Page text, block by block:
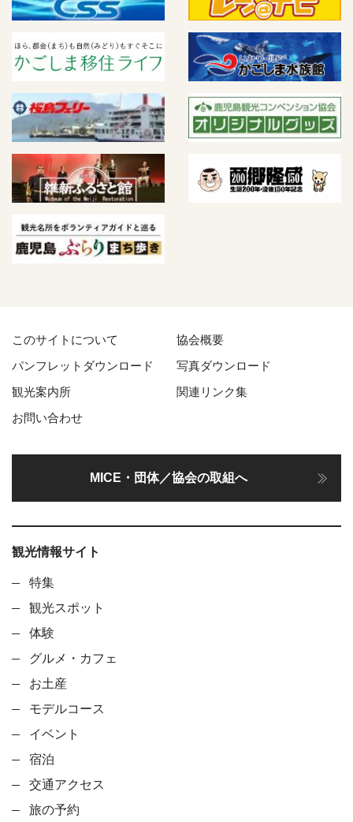
このサイトについて
協会概要
パンフレットダウンロード
写真ダウンロード
観光案内所
関連リンク集
お問い合わせ
MICE・団体／協会の取組へ
観光情報サイト
特集
観光スポット
体験
グルメ・カフェ
お土産
モデルコース
イベント
宿泊
交通アクセス
旅の予約